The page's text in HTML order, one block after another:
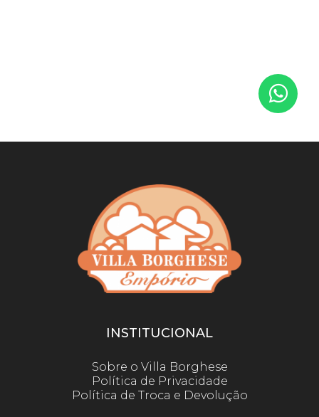
INSTITUCIONAL
Sobre o Villa Borghese
Política de Privacidade
Política de Troca e Devolução